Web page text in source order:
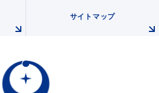
サイトマップ